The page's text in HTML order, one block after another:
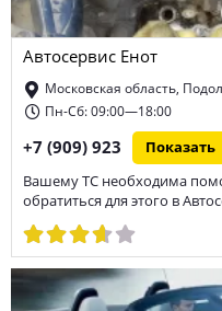
Автосервис Енот
Московская область,
Пн-Сб: 09:00—18:00
+7 (909) 923 Показать
Вашему ТС необходима
обратиться для этого в